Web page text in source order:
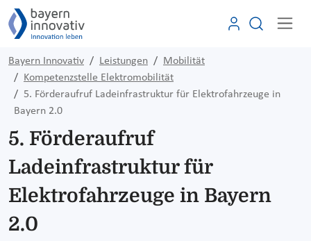
Bayern Innovativ Leistungen
Mobilität
Kompetenzstelle Elektromobilität
5. Förderaufruf Ladeinfrastruktur für Elektrofahrzeuge in
Bayern 2.0
5. Förderaufruf
Ladeinfrastruktur für
Elektrofahrzeuge in Bayern
2.0